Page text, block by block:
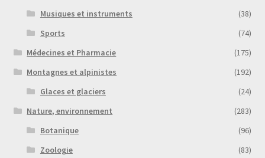
Musiques et instruments
(38)
Sports
(74)
Médecines et Pharmacie
(175)
Montagnes et alpinistes
(192)
Glaces et glaciers
(24)
Nature, environnement
(283)
Botanique
(96)
Zoologie
(83)